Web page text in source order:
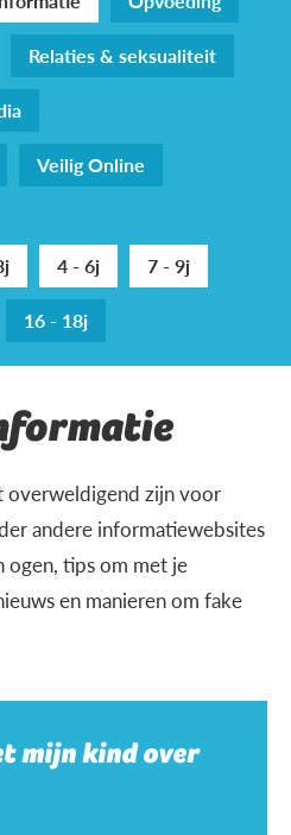
Relaties & seksualiteit
Veilig Online
4 - 6j
7 - 9j
16 - 18j
overweldigend zijn voor
andere informatiewebsites
ogen, tips om met je
en manieren om fake
mijn kind over